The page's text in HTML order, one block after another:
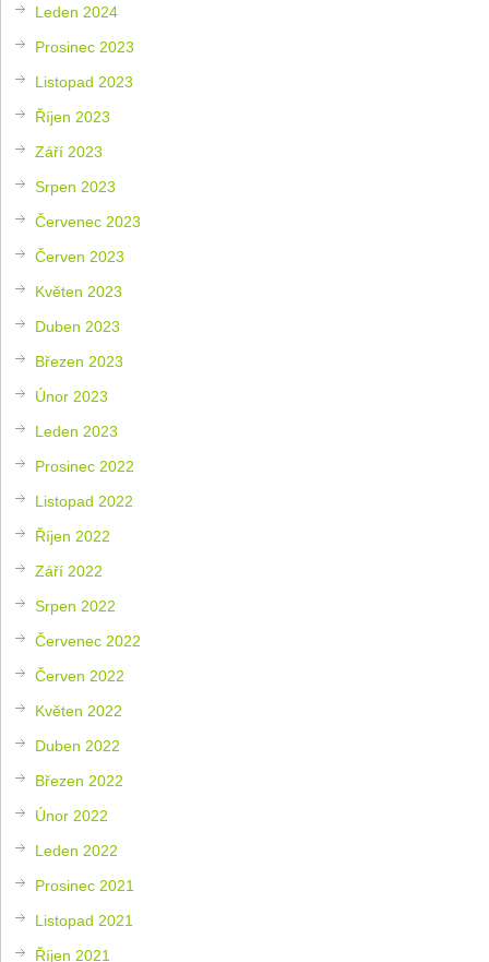
Leden 2024
Prosinec 2023
Listopad 2023
Říjen 2023
Září 2023
Srpen 2023
Červenec 2023
Červen 2023
Květen 2023
Duben 2023
Březen 2023
Únor 2023
Leden 2023
Prosinec 2022
Listopad 2022
Říjen 2022
Září 2022
Srpen 2022
Červenec 2022
Červen 2022
Květen 2022
Duben 2022
Březen 2022
Únor 2022
Leden 2022
Prosinec 2021
Listopad 2021
Říjen 2021